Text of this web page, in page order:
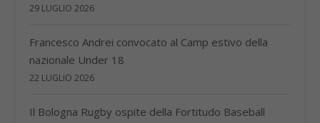
29 LUGLIO 2026
Francesco Andrei convocato al Camp estivo della
nazionale Under 18
22 LUGLIO 2026
Il Bologna Rugby ospite della Fortitudo Baseball